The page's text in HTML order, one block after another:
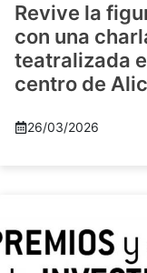
Revive la
con una
teatralizada
centro de
26/03/2026